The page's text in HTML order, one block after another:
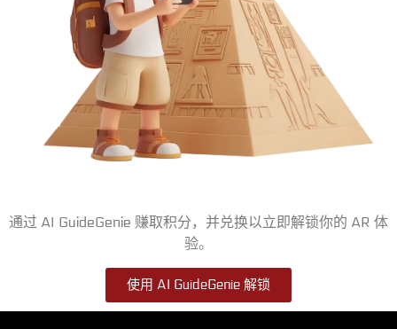
通过 AI GuideGenie 赚取积分，并兑换以立即解锁你的 AR 体
验。
使用 AI GuideGenie 解锁